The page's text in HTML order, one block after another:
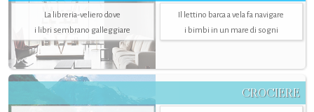
La libreria-veliero dove
i libri sembrano galleggiare
Il lettino barca a vela fa navigare
i bimbi in un mare di sogni
CROCIERE